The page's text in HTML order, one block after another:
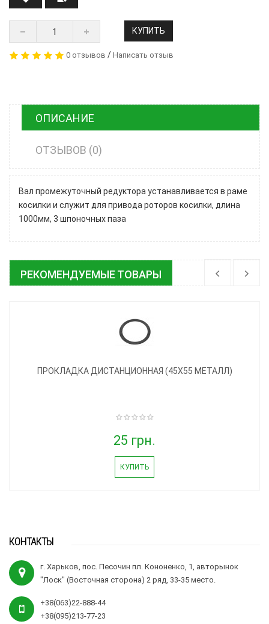
КУПИТЬ
0 отзывов / Написать отзыв
ОПИСАНИЕ
ОТЗЫВОВ (0)
Вал промежуточный редуктора устанавливается в раме
косилки и служит для привода роторов косилки, длина
1000мм, 3 шпоночных паза
РЕКОМЕНДУЕМЫЕ ТОВАРЫ
ПРОКЛАДКА ДИСТАНЦИОННАЯ (45Х55 МЕТАЛЛ)
25 грн.
КУПИТЬ
КОНТАКТЫ
г. Харьков, пос. Песочин пл. Кононенко, 1, авторынок
"Лоск" (Восточная сторона) 2 ряд, 33-35 место.
+38(063)22-888-44
+38(095)213-77-23